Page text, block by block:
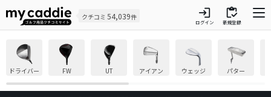
クチコミ 54,039件 login
ログイン
inventory
新規登録
ドライバー FW UT アイアン ウェッジ パター